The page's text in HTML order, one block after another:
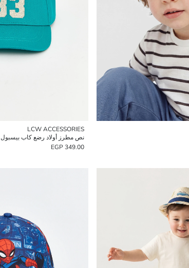
LCW ACCESSORIES
نص مطرز أولاد رضع كاب بيسبول
349.00 EGP